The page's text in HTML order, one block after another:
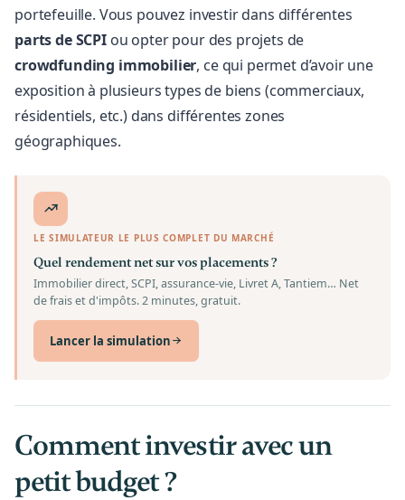
portefeuille. Vous pouvez investir dans différentes
parts de SCPIou opter pour des projets de
crowdfunding immobilier, ce qui permet d’avoir une
exposition à plusieurs types de biens (commerciaux,
résidentiels, etc.) dans différentes zones
géographiques.
LE SIMULATEUR LE PLUS COMPLET DU MARCHÉ
Quel rendement net sur vos placements ?
Immobilier direct, SCPI, assurance-vie, Livret A, Tantiem… Net
de frais et d'impôts. 2 minutes, gratuit.
Lancer la simulation
Comment investir avec un
petit budget ?